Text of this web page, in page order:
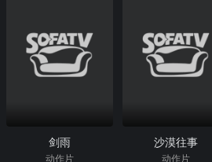
剑雨
动作片
沙漠往事
动作片